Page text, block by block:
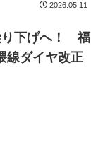
2026.05.11
り下げへ！ 福
線ダイヤ改正